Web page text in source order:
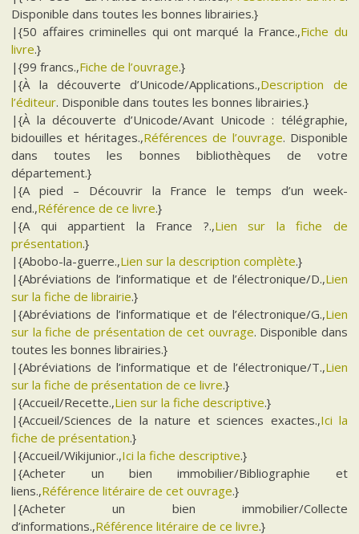
Disponible dans toutes les bonnes librairies.}
|{50 affaires criminelles qui ont marqué la France.,Fiche du
livre.}
|{99 francs.,Fiche de l’ouvrage.}
|{À la découverte d’Unicode/Applications.,Description de
l’éditeur. Disponible dans toutes les bonnes librairies.}
|{À la découverte d’Unicode/Avant Unicode : télégraphie,
bidouilles et héritages.,Références de l’ouvrage. Disponible
dans toutes les bonnes bibliothèques de votre
département.}
|{A pied – Découvrir la France le temps d’un week-
end.,Référence de ce livre.}
|{A qui appartient la France ?.,Lien sur la fiche de
présentation.}
|{Abobo-la-guerre.,Lien sur la description complète.}
|{Abréviations de l’informatique et de l’électronique/D.,Lien
sur la fiche de librairie.}
|{Abréviations de l’informatique et de l’électronique/G.,Lien
sur la fiche de présentation de cet ouvrage. Disponible dans
toutes les bonnes librairies.}
|{Abréviations de l’informatique et de l’électronique/T.,Lien
sur la fiche de présentation de ce livre.}
|{Accueil/Recette.,Lien sur la fiche descriptive.}
|{Accueil/Sciences de la nature et sciences exactes.,Ici la
fiche de présentation.}
|{Accueil/Wikijunior.,Ici la fiche descriptive.}
|{Acheter un bien immobilier/Bibliographie et
liens.,Référence litéraire de cet ouvrage.}
|{Acheter un bien immobilier/Collecte
d’informations.,Référence litéraire de ce livre.}